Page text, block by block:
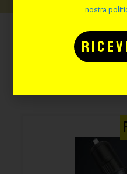
Potrebbe
nostra